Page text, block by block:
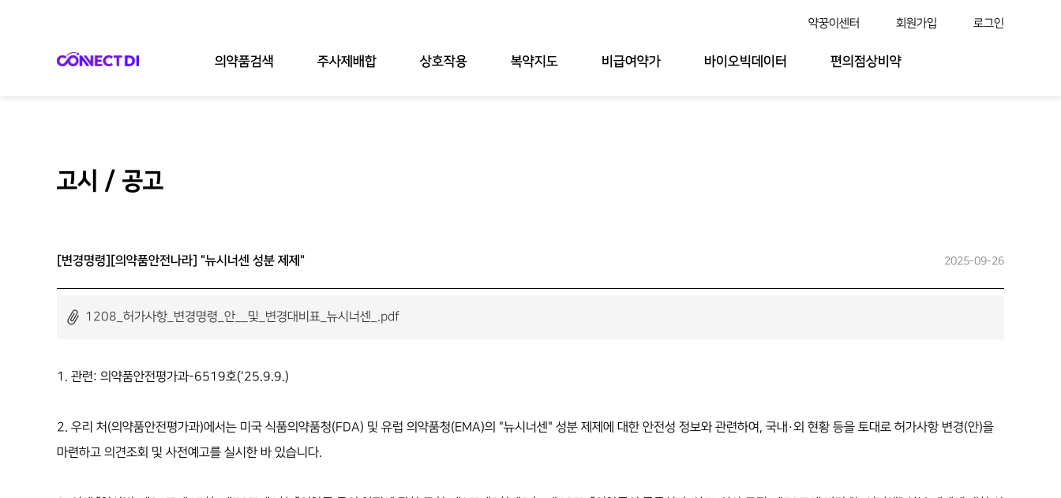
의약품검색 주사제배합 상호작용 복약지도 비급여약가 바이오빅데이터 편의점상비약
약꿍이센터 회원가입 로그인
고시 / 공고
[변경명령][의약품안전나라] "뉴시너센 성분 제제" 2025-09-26
1208_허가사항_변경명령_안__및_변경대비표_뉴시너센_.pdf
1. 관련: 의약품안전평가과-6519호('25.9.9.)
2. 우리 처(의약품안전평가과)에서는 미국 식품의약품청(FDA) 및 유럽 의약품청(EMA)의 "뉴시너센" 성분 제제에 대한 안전성 정보와 관련하여, 국내·외 현황 등을 토대로 허가사항 변경(안)을
마련하고 의견조회 및 사전예고를 실시한 바 있습니다.